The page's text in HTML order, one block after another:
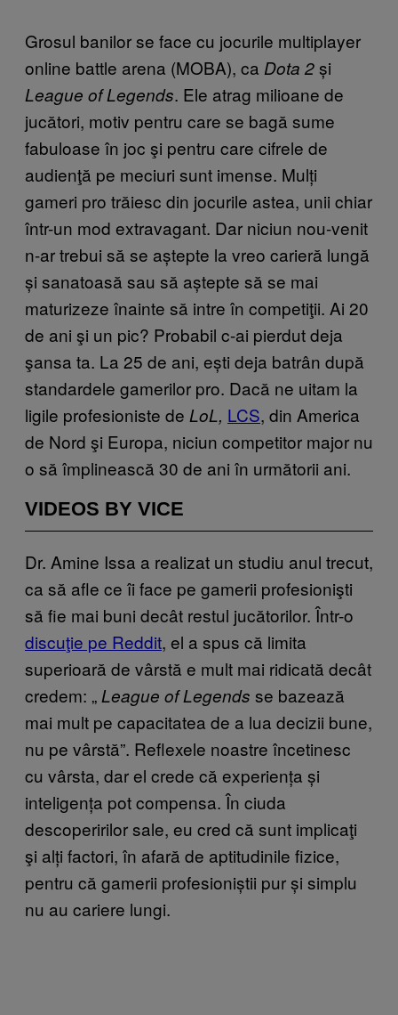
Grosul banilor se face cu jocurile multiplayer
online battle arena (MOBA), ca Dota 2și
League of Legends. Ele atrag milioane de
jucători, motiv pentru care se bagă sume
fabuloase în joc şi pentru care cifrele de
audienţă pe meciuri sunt imense. Mulți
gameri pro trăiesc din jocurile astea, unii chiar
într-un mod extravagant. Dar niciun nou-venit
n-ar trebui să se aștepte la vreo carieră lungă
și sanatoasă sau să aștepte să se mai
maturizeze înainte să intre în competiţii. Ai 20
de ani şi un pic? Probabil c-ai pierdut deja
şansa ta. La 25 de ani, ești deja batrân după
standardele gamerilor pro. Dacă ne uitam la
ligile profesioniste de LoL, LCS, din America
de Nord şi Europa, niciun competitor major nu
o să împlinească 30 de ani în următorii ani.
VIDEOS BY VICE
Dr. Amine Issa a realizat un studiu anul trecut,
ca să afle ce îi face pe gamerii profesionişti
să fie mai buni decât restul jucătorilor. Într-o
discuţie pe Reddit, el a spus că limita
superioară de vârstă e mult mai ridicată decât
credem: „ League of Legends se bazează
mai mult pe capacitatea de a lua decizii bune,
nu pe vârstă”. Reflexele noastre încetinesc
cu vârsta, dar el crede că experiența și
inteligența pot compensa. În ciuda
descoperirilor sale, eu cred că sunt implicaţi
şi alți factori, în afară de aptitudinile fizice,
pentru că gamerii profesioniștii pur și simplu
nu au cariere lungi.